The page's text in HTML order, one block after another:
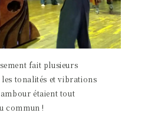
fait plusieurs
tonalités et vibrations
étaient tout
commun !